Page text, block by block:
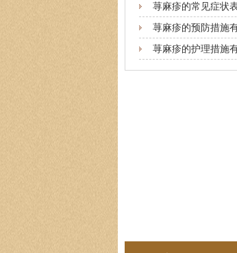
荨麻疹的常见症状
荨麻疹的预防措施
荨麻疹的护理措施